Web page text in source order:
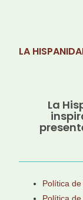
LA
La
Política